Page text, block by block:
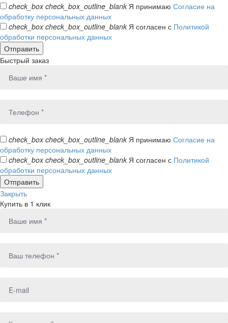
check_box check_box_outline_blank Я принимаю Согласие на
обработку персональных данных
check_box check_box_outline_blank Я согласен с Политикой
обработки персональных данных
Быстрый заказ
check_box check_box_outline_blank Я принимаю Согласие на
обработку персональных данных
check_box check_box_outline_blank Я согласен с Политикой
обработки персональных данных
Закрыть
Купить в 1 клик